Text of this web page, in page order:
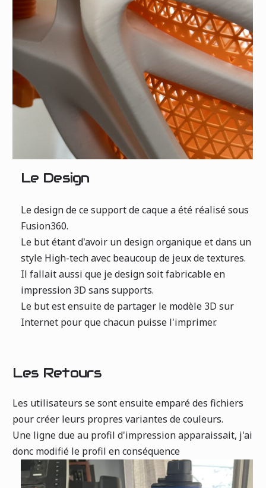
Le Design
Le design de ce support de caque a été réalisé sous
Fusion360.
Le but étant d'avoir un design organique et dans un
style High-tech avec beaucoup de jeux de textures.
Il fallait aussi que je design soit fabricable en
impression 3D sans supports.
Le but est ensuite de partager le modèle 3D sur
Internet pour que chacun puisse l'imprimer.
Les Retours
Les utilisateurs se sont ensuite emparé des fichiers
pour créer leurs propres variantes de couleurs.
Une ligne due au profil d'impression apparaissait, j'ai
donc modifié le profil en conséquence